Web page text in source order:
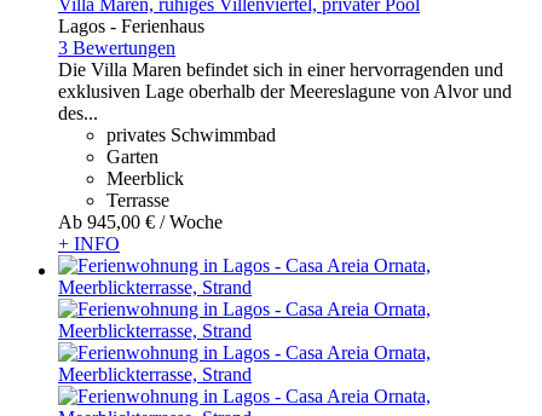
Villa Maren, ruhiges Villenviertel, privater Pool
Lagos - Ferienhaus
3 Bewertungen
Die Villa Maren befindet sich in einer hervorragenden und
exklusiven Lage oberhalb der Meereslagune von Alvor und
des...
privates Schwimmbad
Garten
Meerblick
Terrasse
Ab 945,00 € / Woche
+ INFO